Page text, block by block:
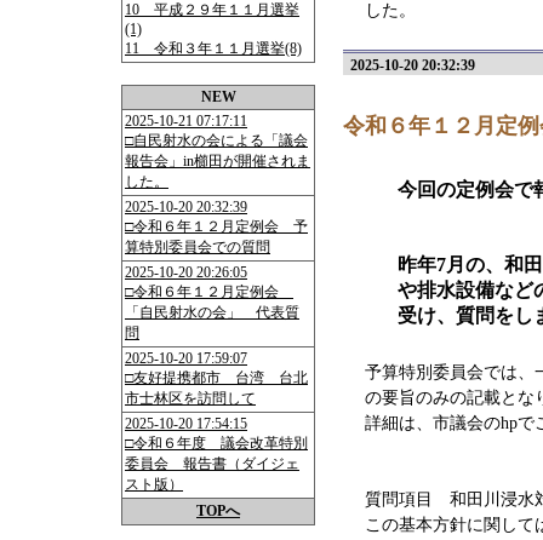
10 平成２９年１１月選挙
(1)
11 令和３年１１月選挙(8)
NEW
2025-10-21 07:17:11
□自民射水の会による「議会
報告会」in櫛田が開催されま
した。
2025-10-20 20:32:39
□令和６年１２月定例会 予
算特別委員会での質問
2025-10-20 20:26:05
□令和６年１２月定例会
「自民射水の会」 代表質
問
2025-10-20 17:59:07
□友好提携都市 台湾 台北
市士林区を訪問して
2025-10-20 17:54:15
□令和６年度 議会改革特別
委員会 報告書（ダイジェ
スト版）
TOPへ
した。
2025-10-20 20:32:39
令和６年１２月定
今回の定例会で
昨年7月の、和
や排水設備など
受け、質問をし
予算特別委員会では、
の要旨のみの記載とな
詳細は、市議会のhpで
質問項目 和田川浸
この基本方針に関して